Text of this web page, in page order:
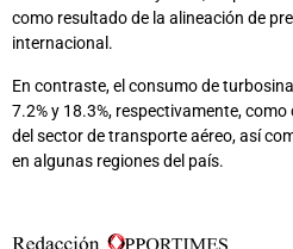
como resultado de la alineación de
internacional.
En contraste, el consumo de
7.2% y 18.3%, respectivamente,
del sector de transporte aéreo, así
en algunas regiones del país.